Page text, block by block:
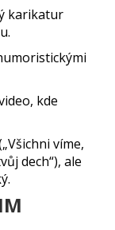
karikatur
kde
víme,
dech“), ale